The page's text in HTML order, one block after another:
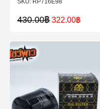
RP716E98
430.00฿ 322.00฿